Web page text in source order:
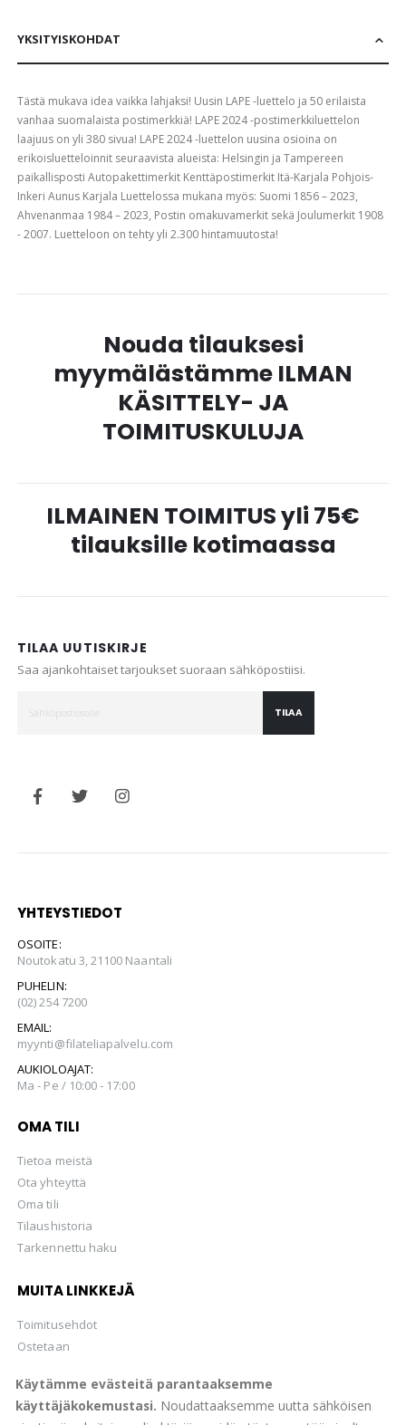
Käytämme evästeitä parantaaksemme
käyttäjäkokemustasi. Noudattaaksemme uutta sähköisen
YKSITYISKOHDAT
Tästä mukava idea vaikka lahjaksi! Uusin LAPE -luettelo ja 50 erilaista
vanhaa suomalaista postimerkkiä! LAPE 2024 -postimerkkiluettelon
laajuus on yli 380 sivua! LAPE 2024 -luettelon uusina osioina on
erikoisluetteloinnit seuraavista alueista: Helsingin ja Tampereen
paikallisposti Autopakettimerkit Kenttäpostimerkit Itä-Karjala Pohjois-
Inkeri Aunus Karjala Luettelossa mukana myös: Suomi 1856 – 2023,
Ahvenanmaa 1984 – 2023, Postin omakuvamerkit sekä Joulumerkit 1908
- 2007. Luetteloon on tehty yli 2.300 hintamuutosta!
Nouda tilauksesi
myymälästämme ILMAN
KÄSITTELY- JA
TOIMITUSKULUJA
ILMAINEN TOIMITUS yli 75€
tilauksille kotimaassa
TILAA UUTISKIRJE
Saa ajankohtaiset tarjoukset suoraan sähköpostiisi.
TILAA
YHTEYSTIEDOT
OSOITE:
Noutokatu 3, 21100 Naantali
PUHELIN:
(02) 254 7200
EMAIL:
myynti@filateliapalvelu.com
AUKIOLOAJAT:
Ma - Pe / 10:00 - 17:00
OMA TILI
Tietoa meistä
Ota yhteyttä
Oma tili
Tilaushistoria
Tarkennettu haku
MUITA LINKKEJÄ
Toimitusehdot
Ostetaan